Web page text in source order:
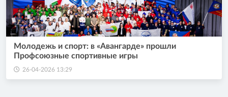
Молодежь и спорт: в «Авангарде» прошли
Профсоюзные спортивные игры
26-04-2026 13:29